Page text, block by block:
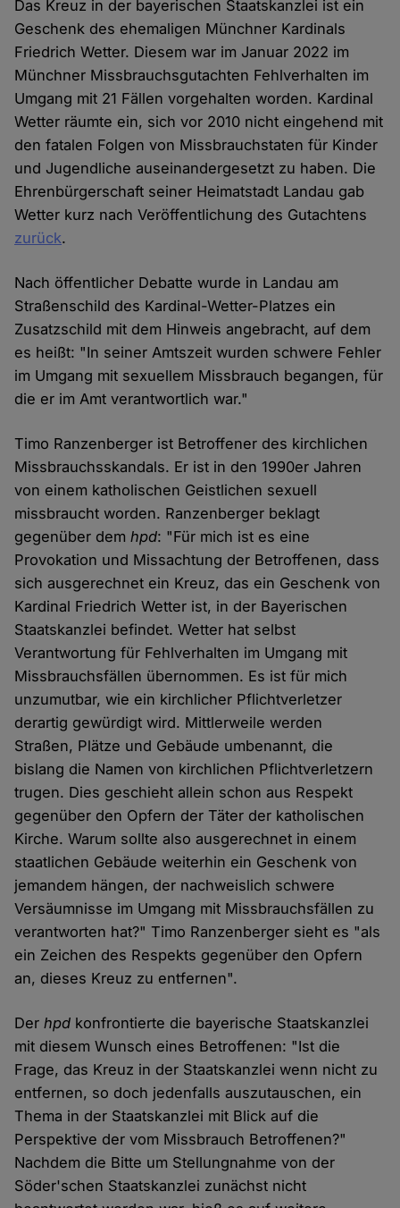
Das Kreuz in der bayerischen Staatskanzlei ist ein
Geschenk des ehemaligen Münchner Kardinals
Friedrich Wetter. Diesem war im Januar 2022 im
Münchner Missbrauchsgutachten Fehlverhalten im
Umgang mit 21 Fällen vorgehalten worden. Kardinal
Wetter räumte ein, sich vor 2010 nicht eingehend mit
den fatalen Folgen von Missbrauchstaten für Kinder
und Jugendliche auseinandergesetzt zu haben. Die
Ehrenbürgerschaft seiner Heimatstadt Landau gab
Wetter kurz nach Veröffentlichung des Gutachtens
zurück.
Nach öffentlicher Debatte wurde in Landau am
Straßenschild des Kardinal-Wetter-Platzes ein
Zusatzschild mit dem Hinweis angebracht, auf dem
es heißt: "In seiner Amtszeit wurden schwere Fehler
im Umgang mit sexuellem Missbrauch begangen, für
die er im Amt verantwortlich war."
Timo Ranzenberger ist Betroffener des kirchlichen
Missbrauchsskandals. Er ist in den 1990er Jahren
von einem katholischen Geistlichen sexuell
missbraucht worden. Ranzenberger beklagt
gegenüber demhpd: "Für mich ist es eine
Provokation und Missachtung der Betroffenen, dass
sich ausgerechnet ein Kreuz, das ein Geschenk von
Kardinal Friedrich Wetter ist, in der Bayerischen
Staatskanzlei befindet. Wetter hat selbst
Verantwortung für Fehlverhalten im Umgang mit
Missbrauchsfällen übernommen. Es ist für mich
unzumutbar, wie ein kirchlicher Pflichtverletzer
derartig gewürdigt wird. Mittlerweile werden
Straßen, Plätze und Gebäude umbenannt, die
bislang die Namen von kirchlichen Pflichtverletzern
trugen. Dies geschieht allein schon aus Respekt
gegenüber den Opfern der Täter der katholischen
Kirche. Warum sollte also ausgerechnet in einem
staatlichen Gebäude weiterhin ein Geschenk von
jemandem hängen, der nachweislich schwere
Versäumnisse im Umgang mit Missbrauchsfällen zu
verantworten hat?" Timo Ranzenberger sieht es "als
ein Zeichen des Respekts gegenüber den Opfern
an, dieses Kreuz zu entfernen".
Derhpd konfrontierte die bayerische Staatskanzlei
mit diesem Wunsch eines Betroffenen: "Ist die
Frage, das Kreuz in der Staatskanzlei wenn nicht zu
entfernen, so doch jedenfalls auszutauschen, ein
Thema in der Staatskanzlei mit Blick auf die
Perspektive der vom Missbrauch Betroffenen?"
Nachdem die Bitte um Stellungnahme von der
Söder'schen Staatskanzlei zunächst nicht